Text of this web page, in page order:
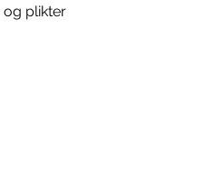
og plikter​